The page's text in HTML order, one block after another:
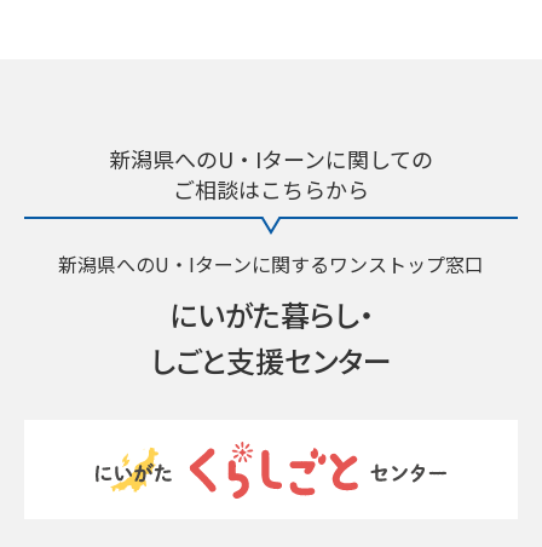
新潟県へのU・Iターンに関しての
ご相談はこちらから
新潟県へのU・Iターンに関するワンストップ窓口
にいがた暮らし・
しごと支援センター